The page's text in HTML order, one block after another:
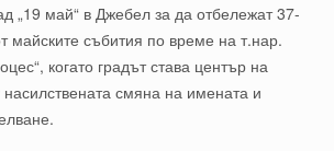
„19 май“ в Джебел за да отбележат 37-
майските събития по време на т.нар.
когато градът става център на
смяна на имената и